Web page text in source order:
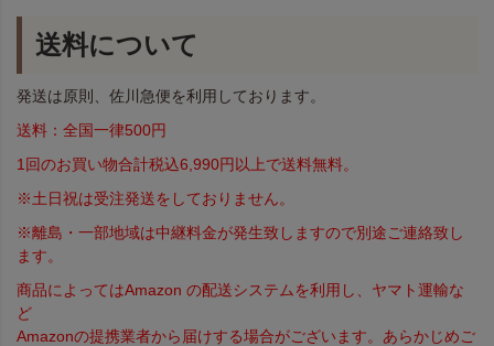
送料について
発送は原則、佐川急便を利用しております。
送料：全国一律500円
1回のお買い物合計税込6,990円以上で送料無料。
※土日祝は受注発送をしておりません。
※離島・一部地域は中継料金が発生致しますので別途ご連絡致し
ます。
商品によってはAmazon の配送システムを利用し、ヤマト運輸な
ど
Amazonの提携業者から届けする場合がございます。あらかじめご